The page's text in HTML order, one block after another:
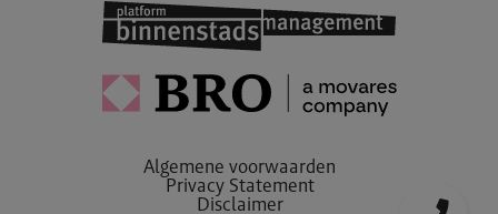
Algemene voorwaarden
Privacy Statement
Disclaimer